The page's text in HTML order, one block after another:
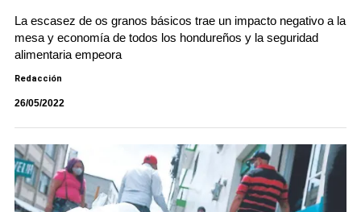
La escasez de os granos básicos trae un impacto negativo a la
mesa y economía de todos los hondureños y la seguridad
alimentaria empeora
Redacción
26/05/2022